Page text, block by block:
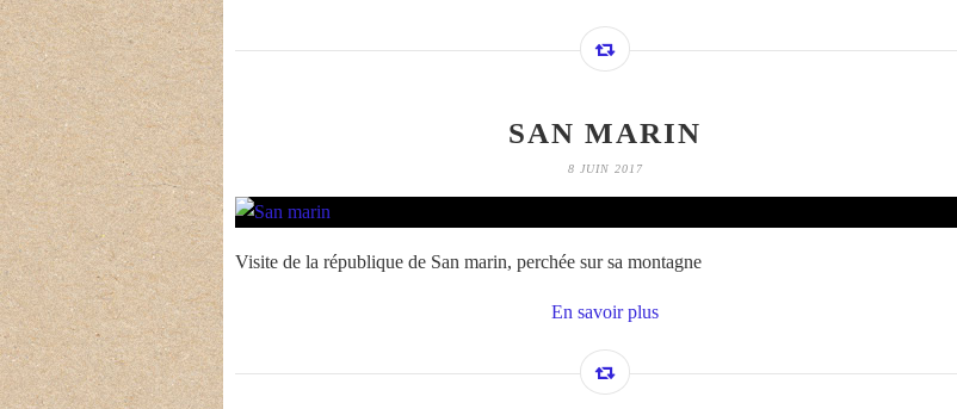
SAN MARIN
8 JUIN 2017
Visite de la république de San marin, perchée sur sa montagne
En savoir plus